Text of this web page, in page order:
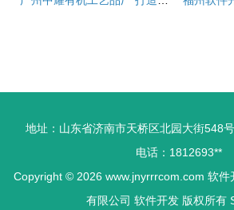
地址：山东省济南市天桥区北园大街548
电话：1812693**
Copyright © 2026 www.jnyrrrcom.com 软件
有限公司 软件开发 版权所有